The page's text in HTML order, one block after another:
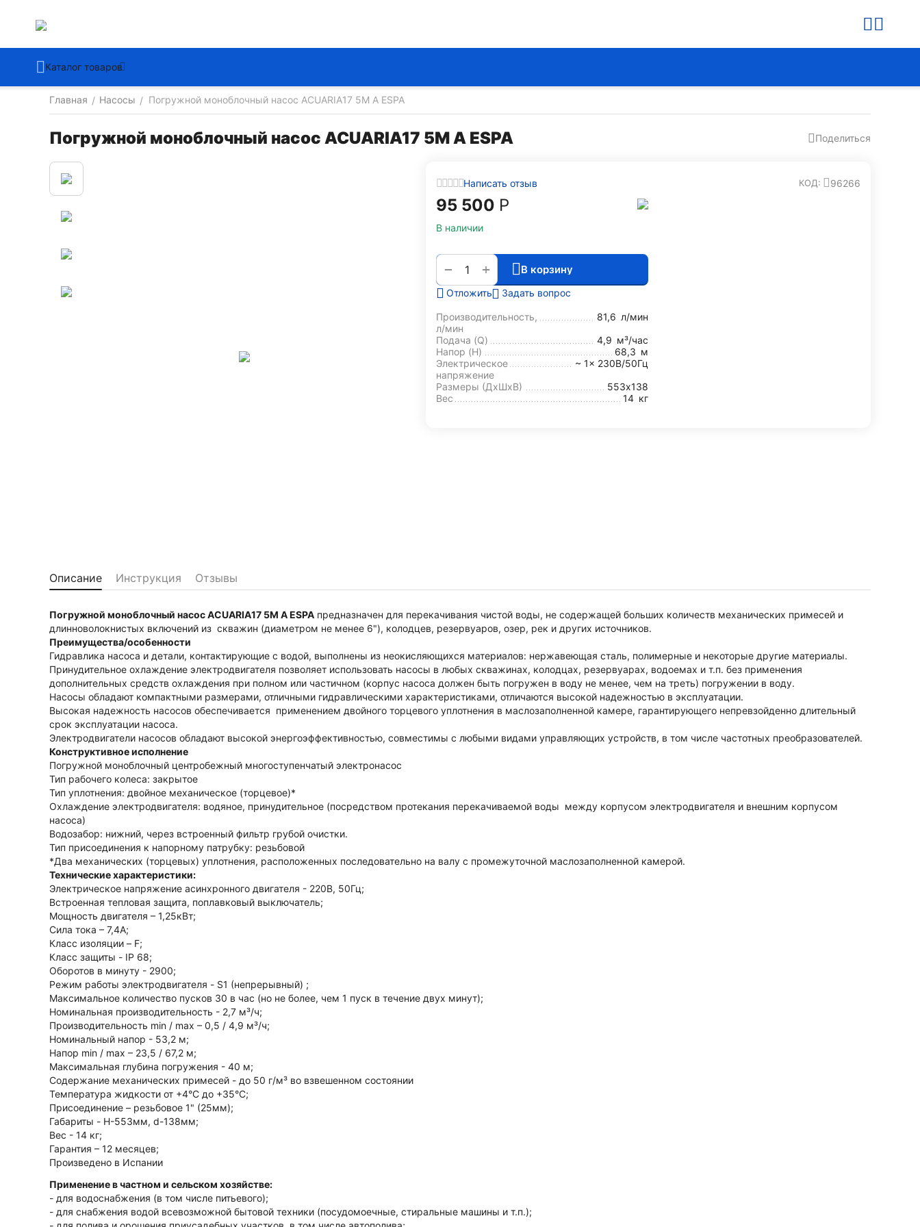
Каталог товаров
Главная / Насосы / Погружной моноблочный насос ACUARIA17 5M A ESPA
Погружной моноблочный насос ACUARIA17 5M A ESPA Поделиться
Написать отзыв КОД: 96266
95 500 Р
В наличии
+
− В корзину
Отложить Задать вопрос
Производительность,
л/мин
81,6 л/мин
Подача (Q)
4,9 м³/час
Напор (H)
68,3 м
Электрическое
напряжение
~ 1x 230В/50Гц
Размеры (ДхШxВ)
553х138
Вес
14 кг
Описание Инструкция Отзывы
Погружной моноблочный насос ACUARIA17 5M A ESPA предназначен для перекачивания чистой воды, не содержащей больших количеств механических примесей и
длинноволокнистых включений из скважин (диаметром не менее 6"), колодцев, резервуаров, озер, рек и других источников.
Преимущества/особенности
Гидравлика насоса и детали, контактирующие с водой, выполнены из неокисляющихся материалов: нержавеющая сталь, полимерные и некоторые другие материалы.
Принудительное охлаждение электродвигателя позволяет использовать насосы в любых скважинах, колодцах, резервуарах, водоемах и т.п. без применения
дополнительных средств охлаждения при полном или частичном (корпус насоса должен быть погружен в воду не менее, чем на треть) погружении в воду.
Насосы обладают компактными размерами, отличными гидравлическими характеристиками, отличаются высокой надежностью в эксплуатации.
Высокая надежность насосов обеспечивается применением двойного торцевого уплотнения в маслозаполненной камере, гарантирующего непревзойденно длительный
срок эксплуатации насоса.
Электродвигатели насосов обладают высокой энергоэффективностью, совместимы с любыми видами управляющих устройств, в том числе частотных преобразователей.
Конструктивное исполнение
Погружной моноблочный центробежный многоступенчатый электронасос
Тип рабочего колеса: закрытое
Тип уплотнения: двойное механическое (торцевое)*
Охлаждение электродвигателя: водяное, принудительное (посредством протекания перекачиваемой воды между корпусом электродвигателя и внешним корпусом
насоса)
Водозабор: нижний, через встроенный фильтр грубой очистки.
Тип присоединения к напорному патрубку: резьбовой
*Два механических (торцевых) уплотнения, расположенных последовательно на валу с промежуточной маслозаполненной камерой.
Технические характеристики:
Электрическое напряжение асинхронного двигателя - 220В, 50Гц;
Встроенная тепловая защита, поплавковый выключатель;
Мощность двигателя – 1,25кВт;
Сила тока – 7,4А;
Класс изоляции – F;
Класс защиты - IP 68;
Оборотов в минуту - 2900;
Режим работы электродвигателя - S1 (непрерывный) ;
Максимальное количество пусков 30 в час (но не более, чем 1 пуск в течение двух минут);
Номинальная производительность - 2,7 м³/ч;
Производительность min / max – 0,5 / 4,9 м³/ч;
Номинальный напор - 53,2 м;
Напор min / max – 23,5 / 67,2 м;
Максимальная глубина погружения - 40 м;
Содержание механических примесей - до 50 г/м³ во взвешенном состоянии
Температура жидкости от +4°С до +35°С;
Присоединение – резьбовое 1" (25мм);
Габариты - H-553мм, d-138мм;
Вес - 14 кг;
Гарантия – 12 месяцев;
Произведено в Испании
Применение в частном и сельском хозяйстве:
- для водоснабжения (в том числе питьевого);
- для снабжения водой всевозможной бытовой техники (посудомоечные, стиральные машины и т.п.);